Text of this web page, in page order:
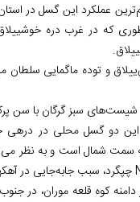
عملکرد این گسل در استان
که در غرب دره خوش‏ییلاق-
و توده ماگمایی سلطان
شیست‌های سبز گرگان با سن
گسل محلی در دره‏ی
کوه قلعه موران، در